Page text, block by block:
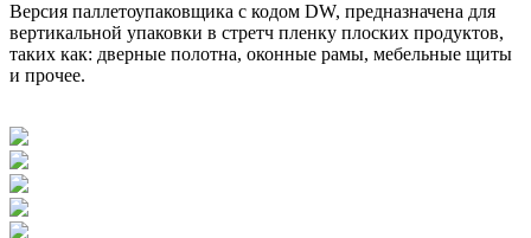
Версия паллетоупаковщика с кодом DW, предназначена для
вертикальной упаковки в стретч пленку плоских продуктов,
таких как: дверные полотна, оконные рамы, мебельные щиты
и прочее.